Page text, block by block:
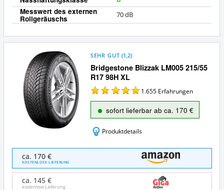
Messwert des externen
Rollgeräuschs 70 dB
Bridgestone Blizzak LM005 215/55
R17 98H XL
SEHR GUT (1,2)
1.655 Erfahrungen
sofort lieferbar ab ca. 170 €
Produktdetails
Bridgestone
Blizzak
LM005
215/55
R17
ca. 170 €
KOSTENLOSE LIEFERUNG
ca. 145 €
kostenlose Lieferung